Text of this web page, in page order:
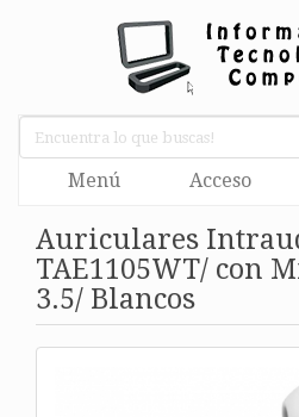
Menú Acceso
Auriculares
TAE1105WT/ con
3.5/ Blancos